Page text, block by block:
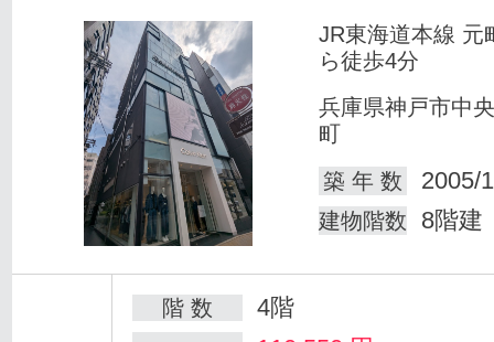
JR東海道本線 元
ら徒歩4分
兵庫県神戸市中
町
築 年 数
2005/
建物階数 8階建
階 数 4階